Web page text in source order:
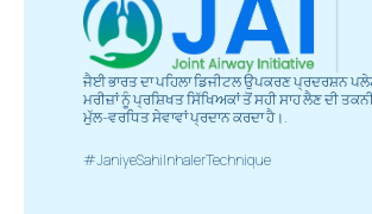
ਜੈਈ ਭਾਰਤ ਦਾ ਪਹਿਲਾ ਡਿਜੀਟਲ ਉਪਕਰਣ ਪ੍ਰਦਰਸ਼ਨ
ਮਰੀਜ਼ਾਂ ਨੂੰ ਪ੍ਰਸ਼ਿਖਤ ਸਿੱਖਿਅਕਾਂ ਤੋਂ ਸਹੀ ਸਾਹ ਲੈਣ ਦੀ
ਮੁੱਲ-ਵਰਧਿਤ ਸੇਵਾਵਾਂ ਪ੍ਰਦਾਨ ਕਰਦਾ ਹੈ।.
#JaniyeSahiInhalerTechnique